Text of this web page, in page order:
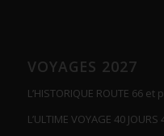
VOYAGES 2027
L’HISTORIQUE ROUTE 66
L’ULTIME VOYAGE 40